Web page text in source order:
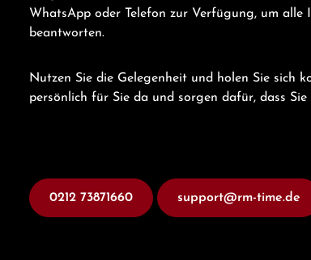
WhatsApp oder Telefon zur Verfügung, um alle
beantworten.
Nutzen Sie die Gelegenheit und holen Sie sich
persönlich für Sie da und sorgen dafür, dass
0212 73871660 support@rm-time.de